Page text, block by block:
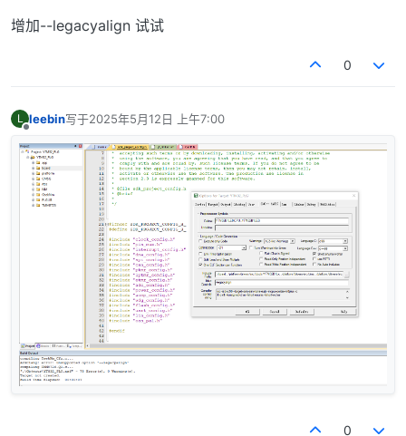
增加--legacyalign 试试
0
L leebin写于2025年5月12日 上午7:00
最后由 编辑
0